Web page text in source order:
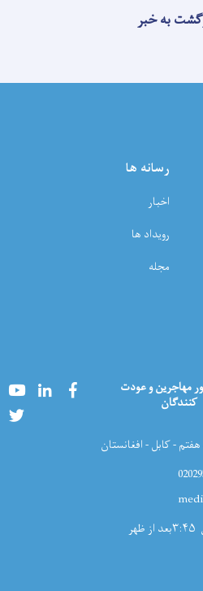
به خبر
رسانه ها
اخبار
رویداد ها
مجله
مهاجرین و عودت
کنندگان
YoutubeLinkedInFacebook
هفتم - کابل - افغانستان